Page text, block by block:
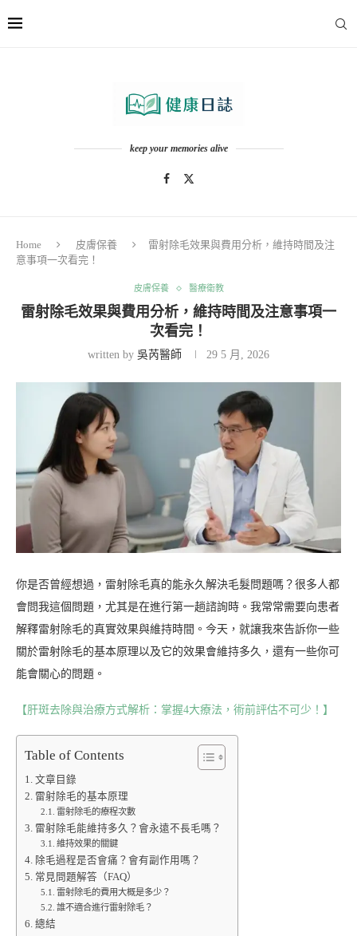
keep your memories alive
Home 皮膚保養
雷射除毛效果與費用分析，維持時間及注
意事項一次看完！
皮膚保養 醫療衛教
雷射除毛效果與費用分析，維持時間及注意事項一
次看完！
written by 吳芮醫師 29 5 月, 2026
你是否曾經想過，雷射除毛真的能永久解決毛髮問題嗎？很多人都
會問我這個問題，尤其是在進行第一趟諮詢時。我常常需要向患者
解釋雷射除毛的真實效果與維持時間。今天，就讓我來告訴你一些
關於雷射除毛的基本原理以及它的效果會維持多久，還有一些你可
能會關心的問題。
【肝斑去除與治療方式解析：掌握4大療法，術前評估不可少！】
Table of Contents
文章目錄
雷射除毛的基本原理
雷射除毛的療程次數
雷射除毛能維持多久？會永遠不長毛嗎？
維持效果的關鍵
除毛過程是否會痛？會有副作用嗎？
常見問題解答（FAQ）
雷射除毛的費用大概是多少？
誰不適合進行雷射除毛？
總結